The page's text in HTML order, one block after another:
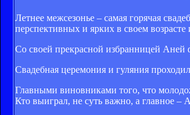
Летнее межсезонье – самая горячая
перспективных и ярких в своем
Со своей прекрасной избранницей Аней
Свадебная церемония и гуляния
Главными виновниками того, что
Кто выиграл, не суть важно, а главное –